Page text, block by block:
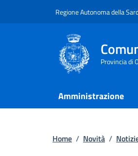
Regione Autonoma della
Provincia di
Amministrazione
Home / Novità /